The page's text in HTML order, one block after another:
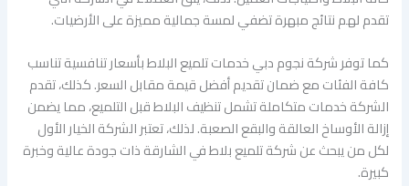
تقدم لهم نتائج مبهرة تضفي لمسة جمالية مميزة على الأرضيات.
كما توفر شركة نجوم دبي خدمات تلميع البلاط بأسعار تنافسية تناسب
كافة الفئات مع ضمان تقديم أفضل قيمة مقابل السعر. كذلك، تقدم
الشركة خدمات متكاملة تشمل تنظيف البلاط قبل التلميع، مما يضمن
إزالة الأوساخ العالقة والبقع الصعبة. لذلك، تعتبر الشركة الخيار الأول
لكل من يبحث عن شركة تلميع بلاط في الشارقة ذات جودة عالية وخبرة
كبيرة.